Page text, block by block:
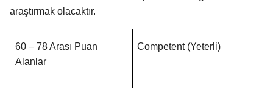
araştırmak olacaktır.
60 – 78 Arası Puan
Alanlar
Competent (Yeterli)